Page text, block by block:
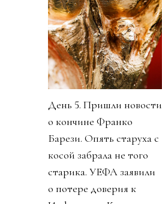
День 5. Пришли новости
о кончине Франко
Барези. Опять старуха с
косой забрала не того
старика. УЕФА заявили
о потере доверия к